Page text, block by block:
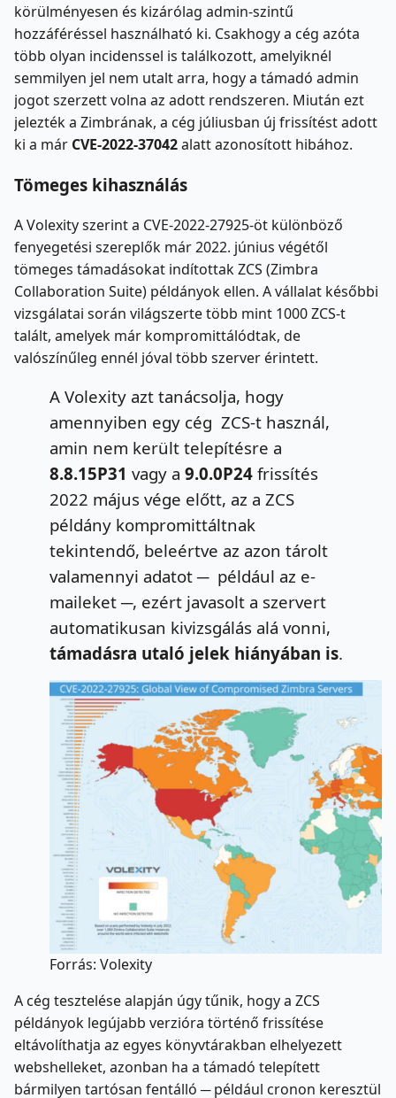
körülményesen és kizárólag admin-szintű
hozzáféréssel használható ki. Csakhogy a cég azóta
több olyan incidenssel is találkozott, amelyiknél
semmilyen jel nem utalt arra, hogy a támadó admin
jogot szerzett volna az adott rendszeren. Miután ezt
jelezték a Zimbrának, a cég júliusban új frissítést adott
ki a már CVE-2022-37042alatt azonosított hibához.
Tömeges kihasználás
A Volexity szerint a CVE-2022-27925-öt különböző
fenyegetési szereplők már 2022. június végétől
tömeges támadásokat indítottak ZCS (Zimbra
Collaboration Suite) példányok ellen. A vállalat későbbi
vizsgálatai során világszerte több mint 1000 ZCS-t
talált, amelyek már kompromittálódtak, de
valószínűleg ennél jóval több szerver érintett.
A Volexity azt tanácsolja, hogy
amennyiben egy cég ZCS-t használ,
amin nem került telepítésre a
8.8.15P31 vagy a 9.0.0P24 frissítés
2022 május vége előtt, az a ZCS
példány kompromittáltnak
tekintendő, beleértve az azon tárolt
valamennyi adatot ─ például az e-
maileket ─, ezért javasolt a szervert
automatikusan kivizsgálás alá vonni,
támadásra utaló jelek hiányában is.
Forrás: Volexity
A cég tesztelése alapján úgy tűnik, hogy a ZCS
példányok legújabb verzióra történő frissítése
eltávolíthatja az egyes könyvtárakban elhelyezett
webshelleket, azonban ha a támadó telepített
bármilyen tartósan fentálló ─ például cronon keresztül